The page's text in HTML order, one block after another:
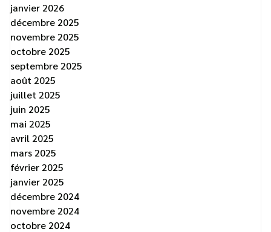
janvier 2026
décembre 2025
novembre 2025
octobre 2025
septembre 2025
août 2025
juillet 2025
juin 2025
mai 2025
avril 2025
mars 2025
février 2025
janvier 2025
décembre 2024
novembre 2024
octobre 2024